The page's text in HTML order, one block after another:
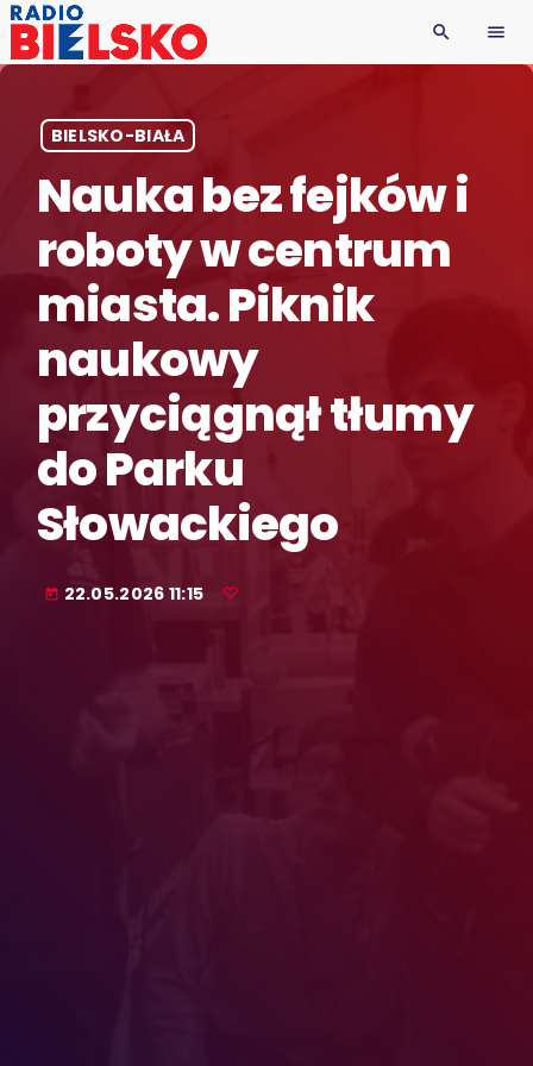
search menu
BIELSKO-BIAŁA
Nauka bez fejków i
roboty w centrum
miasta. Piknik
naukowy
przyciągnął tłumy
do Parku
Słowackiego
today 22.05.2026 11:15